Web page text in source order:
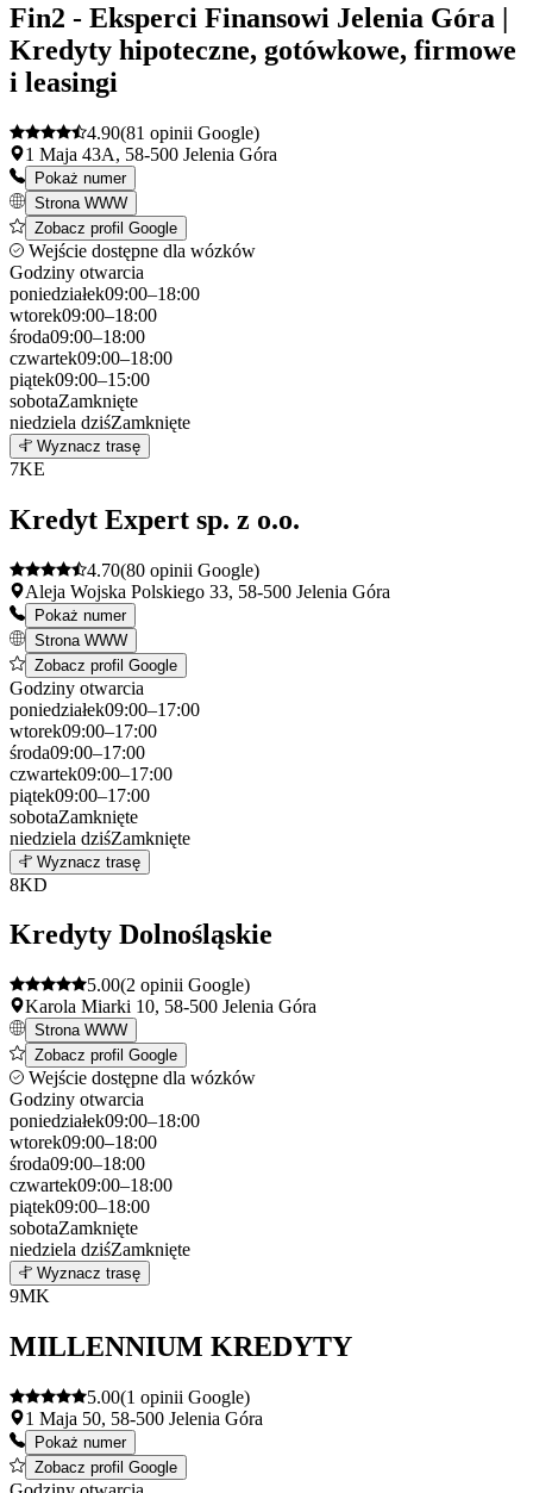
Fin2 - Eksperci Finansowi Jelenia Góra |
Kredyty hipoteczne, gotówkowe, firmowe
i leasingi
4.90(81 opinii Google)
1 Maja 43A, 58-500 Jelenia Góra
Pokaż numer
Strona WWW
Zobacz profil Google
Wejście dostępne dla wózków
Godziny otwarcia
poniedziałek09:00–18:00
wtorek09:00–18:00
środa09:00–18:00
czwartek09:00–18:00
piątek09:00–15:00
sobotaZamknięte
niedziela dziśZamknięte
+
Wyznacz trasę
7KE
Kredyt Expert sp. z o.o.
4.70(80 opinii Google)
Aleja Wojska Polskiego 33, 58-500 Jelenia Góra
Pokaż numer
Strona WWW
Zobacz profil Google
Godziny otwarcia
poniedziałek09:00–17:00
wtorek09:00–17:00
środa09:00–17:00
czwartek09:00–17:00
piątek09:00–17:00
sobotaZamknięte
niedziela dziśZamknięte
+
Wyznacz trasę
8KD
Kredyty Dolnośląskie
5.00(2 opinii Google)
Karola Miarki 10, 58-500 Jelenia Góra
Strona WWW
Zobacz profil Google
Wejście dostępne dla wózków
Godziny otwarcia
poniedziałek09:00–18:00
wtorek09:00–18:00
środa09:00–18:00
czwartek09:00–18:00
piątek09:00–18:00
sobotaZamknięte
niedziela dziśZamknięte
+
−
Wyznacz trasę
9MK
MILLENNIUM KREDYTY
5.00(1 opinii Google)
1 Maja 50, 58-500 Jelenia Góra
Pokaż numer
Zobacz profil Google